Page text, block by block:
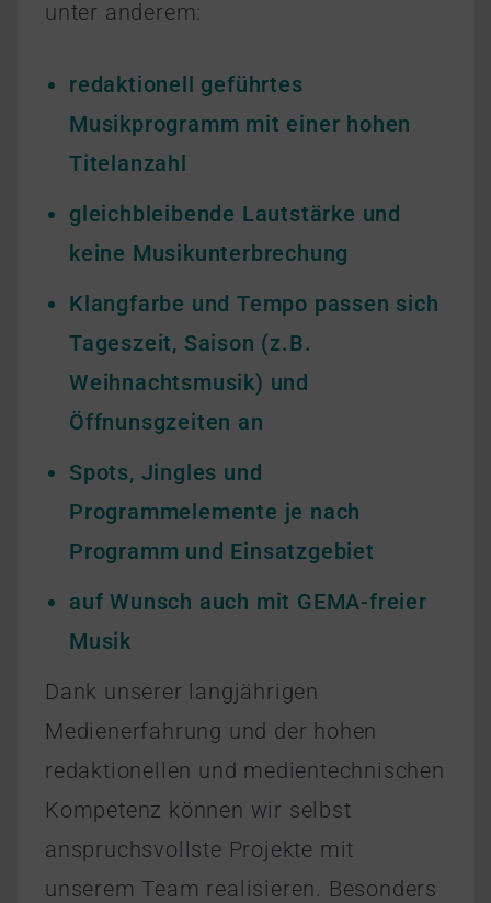
unter anderem:
redaktionell geführtes
Musikprogramm mit einer hohen
Titelanzahl
gleichbleibende Lautstärke und
keine Musikunterbrechung
Klangfarbe und Tempo passen sich
Tageszeit, Saison (z.B.
Weihnachtsmusik) und
Öffnunsgzeiten an
Spots, Jingles und
Programmelemente je nach
Programm und Einsatzgebiet
auf Wunsch auch mit GEMA-freier
Musik
Dank unserer langjährigen
Medienerfahrung und der hohen
redaktionellen und medientechnischen
Kompetenz können wir selbst
anspruchsvollste Projekte mit
unserem Team realisieren. Besonders